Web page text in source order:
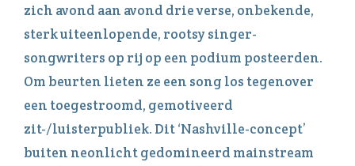
zich avond aan avond drie verse, onbekende,
sterk uiteenlopende, rootsy singer-
songwriters op rij op een podium posteerden.
Om beurten lieten ze een song los tegenover
een toegestroomd, gemotiveerd
zit-/luisterpubliek. Dit ‘Nashville-concept’
buiten neonlicht gedomineerd mainstream